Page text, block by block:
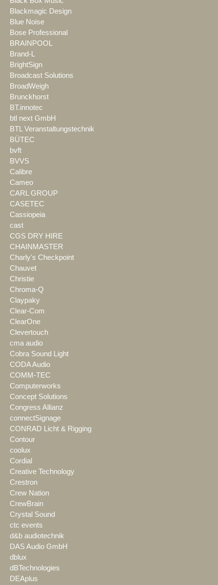
Blackmagic Design
Blue Noise
Bose Professional
BRAINPOOL
Brand-L
BrightSign
Broadcast Solutions
BroadWeigh
Brunckhorst
BT.innotec
btl next GmbH
BTL Veranstaltungstechnik
BÜTEC
bvft
BVVS
Calibre
Cameo
CARL GROUP
CASETEC
Cassiopeia
cast
CGS DRY HIRE
CHAINMASTER
Charly's Checkpoint
Chauvet
Christie
Chroma-Q
Claypaky
Clear-Com
ClearOne
Clevertouch
cma audio
Cobra Sound Light
CODA Audio
COMM-TEC
Computerworks
Concept Solutions
Congress Allianz
connectSignage
CONRAD Licht & Rigging
Contour
coolux
Cordial
Creative Technology
Crestron
Crew Nation
CrewBrain
Crystal Sound
ctc events
d&b audiotechnik
DAS Audio GmbH
dblux
dBTechnologies
DEAplus